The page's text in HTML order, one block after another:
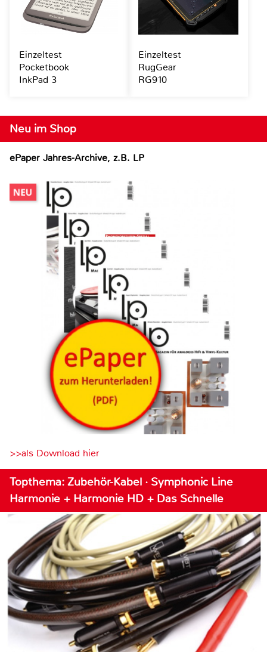
Neu im Shop
ePaper Jahres-Archive, z.B. LP
>>als Download hier
Topthema: Zubehör-Kabel · Symphonic Line
Harmonie + Harmonie HD + Das Schnelle
Einzeltest
Pocketbook
InkPad 3
Einzeltest
RugGear
RG910